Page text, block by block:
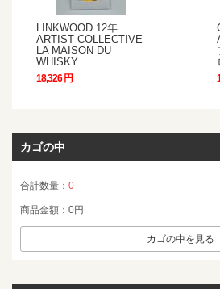
LINKWOOD 12年
ARTIST COLLECTIVE
LA MAISON DU
WHISKY
18,326 円
カゴの中
合計数量： 0
商品金額： 0円
カゴの中を見る